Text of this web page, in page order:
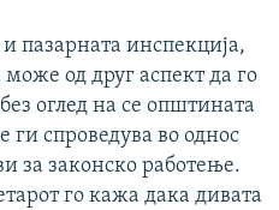
и пазарната инспекција,
од друг аспект да го
оглед на се општината
ги спроведува во однос
за законско работење.
го кажа дака дивата